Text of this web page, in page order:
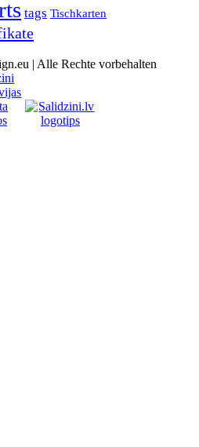
tags Tischkarten
| Alle Rechte vorbehalten